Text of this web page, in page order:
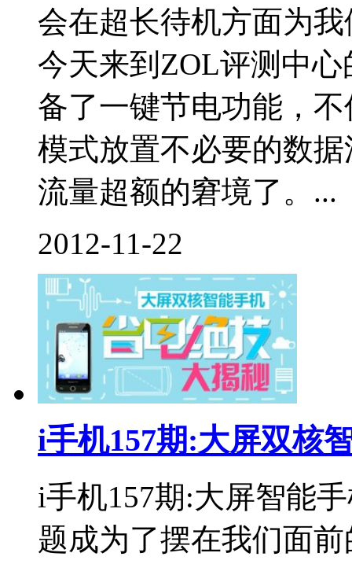
会在超长待机方面为
今天来到ZOL评测中
备了一键节电功能，
模式放置不必要的数
流量超额的窘境了。...
2012-11-22
i手机157期:大屏双核
i手机157期:大屏智能
题成为了摆在我们面